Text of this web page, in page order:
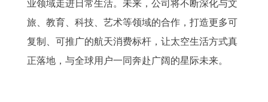
业领域走进日常生活。未来，公司将不断深化与文
旅、教育、科技、艺术等领域的合作，打造更多可
复制、可推广的航天消费标杆，让太空生活方式真
正落地，与全球用户一同奔赴广阔的星际未来。